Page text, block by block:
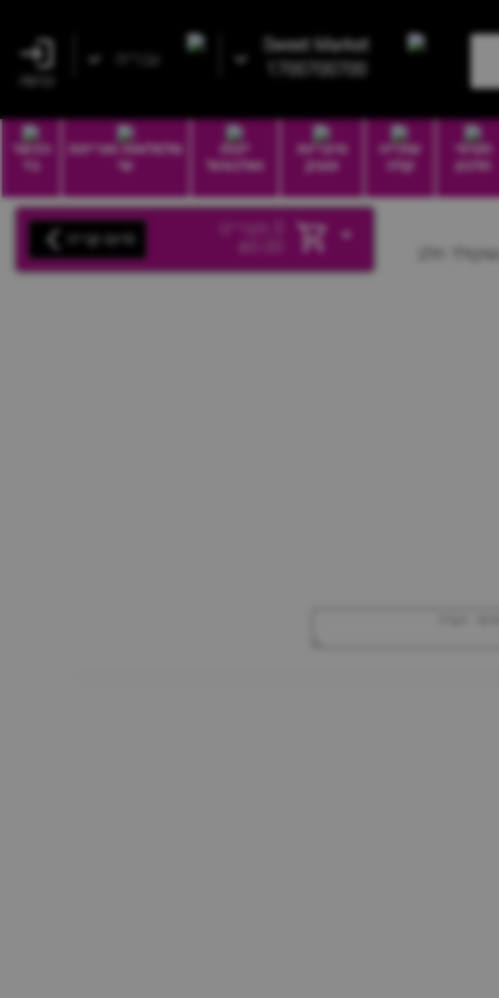
עברית
Sweet Market
1700700700
חטיפי
חלבון
שתייה
קלה
סיגריות
וטבק
יינות
ואלכוהול
סלסלאות ואריזות
שי
הכשר
בד
חלב
מוצרים
₪ סיום קנייה